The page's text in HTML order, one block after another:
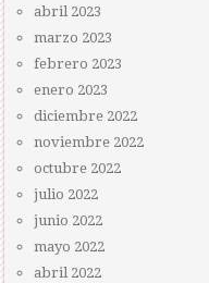
abril 2023
marzo 2023
febrero 2023
enero 2023
diciembre 2022
noviembre 2022
octubre 2022
julio 2022
junio 2022
mayo 2022
abril 2022